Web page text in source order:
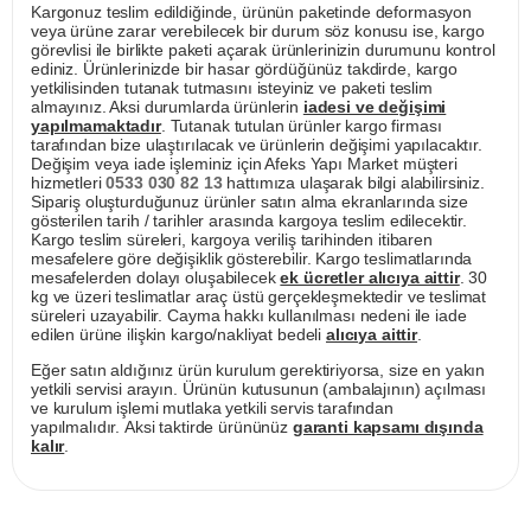
Kargonuz teslim edildiğinde, ürünün paketinde deformasyon
veya ürüne zarar verebilecek bir durum söz konusu ise, kargo
görevlisi ile birlikte paketi açarak ürünlerinizin durumunu kontrol
ediniz. Ürünlerinizde bir hasar gördüğünüz takdirde, kargo
yetkilisinden tutanak tutmasını isteyiniz ve paketi teslim
almayınız. Aksi durumlarda ürünlerin iadesi ve değişimi
yapılmamaktadır. Tutanak tutulan ürünler kargo firması
tarafından bize ulaştırılacak ve ürünlerin değişimi yapılacaktır.
Değişim veya iade işleminiz için Afeks Yapı Market müşteri
hizmetleri0533 030 82 13hattımıza ulaşarak bilgi alabilirsiniz.
Sipariş oluşturduğunuz ürünler satın alma ekranlarında size
gösterilen tarih / tarihler arasında kargoya teslim edilecektir.
Kargo teslim süreleri, kargoya veriliş tarihinden itibaren
mesafelere göre değişiklik gösterebilir. Kargo teslimatlarında
mesafelerden dolayı oluşabilecekek ücretler alıcıya aittir. 30
kg ve üzeri teslimatlar araç üstü gerçekleşmektedir ve teslimat
süreleri uzayabilir. Cayma hakkı kullanılması nedeni ile iade
edilen ürüne ilişkin kargo/nakliyat bedeli alıcıya aittir.
Eğer satın aldığınız ürün kurulum gerektiriyorsa, size en yakın
yetkili servisi arayın. Ürünün kutusunun (ambalajının) açılması
ve kurulum işlemi mutlaka yetkili servis tarafından
yapılmalıdır. Aksi taktirde ürününüz garanti kapsamı dışında
kalır.